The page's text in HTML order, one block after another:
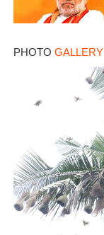
PHOTO GALLERY